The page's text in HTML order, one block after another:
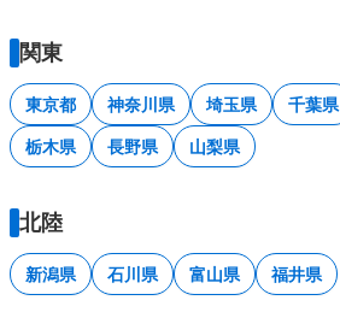
関東
東京都 神奈川県 埼玉県 千葉県
栃木県 長野県 山梨県
北陸
新潟県 石川県 富山県 福井県